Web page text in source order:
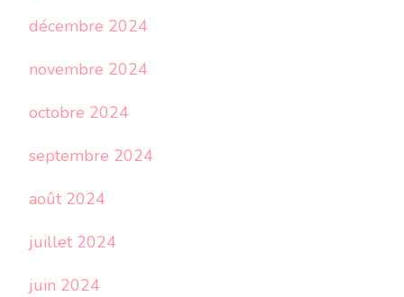
décembre 2024
novembre 2024
octobre 2024
septembre 2024
août 2024
juillet 2024
juin 2024